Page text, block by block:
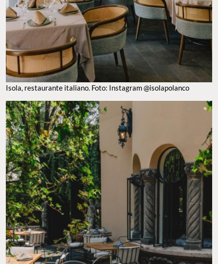
Isola, restaurante italiano. Foto: Instagram @isolapolanco